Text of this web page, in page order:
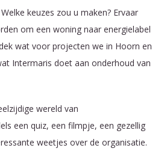
keuzes zou u maken? Ervaar
om een woning naar energielabel
wat voor projecten we in Hoorn en
Intermaris doet aan onderhoud van
wereld van
een quiz, een filmpje, een gezellig
weetjes over de organisatie.